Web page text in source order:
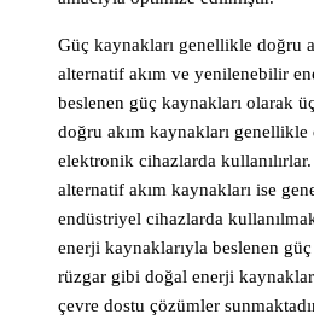
Güç kaynakları genellikle doğru
alternatif akım ve yenilenebilir
beslenen güç kaynakları olarak
doğru akım kaynakları
elektronik cihazlarda
alternatif akım kaynakları ise
endüstriyel cihazlarda
enerji kaynaklarıyla beslenen
rüzgar gibi doğal enerji
çevre dostu çözümler